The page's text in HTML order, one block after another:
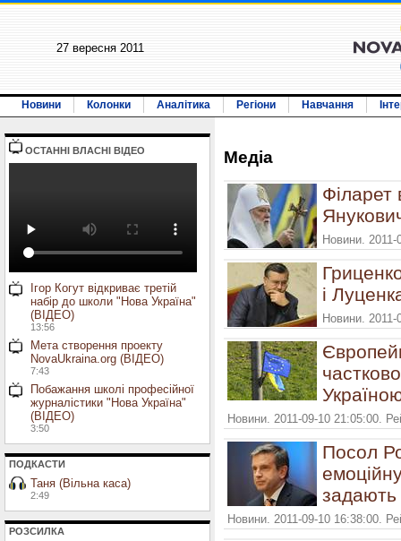
27 вересня 2011
Новини Колонки Аналітика Регіони Навчання
ОСТАННI ВЛАСНI ВIДЕО
Ігор Когут відкриває третій
набір до школи "Нова Україна"
(ВІДЕО)
13:56
Мета створення проекту
NovaUkraina.org (ВІДЕО)
7:43
Побажання школі професійної
журналістики "Нова Україна"
(ВІДЕО)
3:50
ПОДКАСТИ
Таня (Вільна каса)
2:49
РОЗСИЛКА
Медiа
Філарет
Новини.
і
Новини.
Новини. 2011-09-10 21:05:00.
Посол
задають
Новини. 2011-09-10 16:38:00.